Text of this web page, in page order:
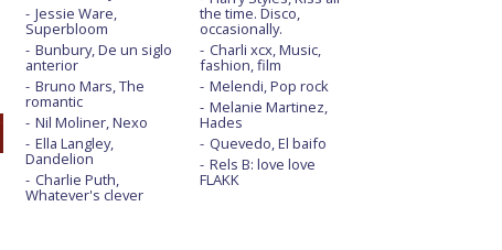
Jessie Ware,
Superbloom
Bunbury, De un siglo
anterior
Bruno Mars, The
romantic
Nil Moliner, Nexo
Ella Langley,
Dandelion
Charlie Puth,
Whatever's clever
the time. Disco,
occasionally.
Charli xcx, Music,
fashion, film
Melendi, Pop rock
Melanie Martinez,
Hades
Quevedo, El baifo
Rels B: love love
FLAKK